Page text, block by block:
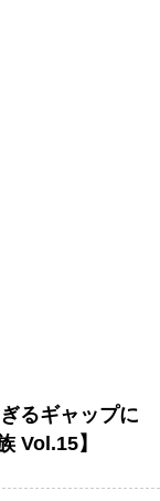
るギャップに
Vol.15】